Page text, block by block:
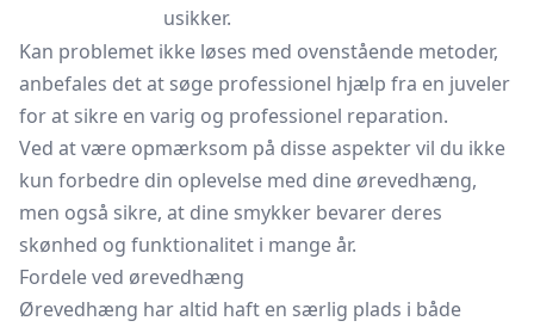
usikker.
Kan problemet ikke løses med ovenstående metoder,
anbefales det at søge professionel hjælp fra en juveler
for at sikre en varig og professionel reparation.
Ved at være opmærksom på disse aspekter vil du ikke
kun forbedre din oplevelse med dine ørevedhæng,
men også sikre, at dine smykker bevarer deres
skønhed og funktionalitet i mange år.
Fordele ved ørevedhæng
Ørevedhæng har altid haft en særlig plads i både